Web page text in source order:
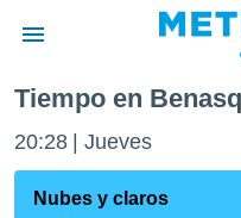
de
ha
Tiempo en
20:28 Jueves
Nubes y claros